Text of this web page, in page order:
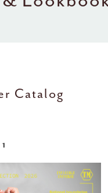
Catalog